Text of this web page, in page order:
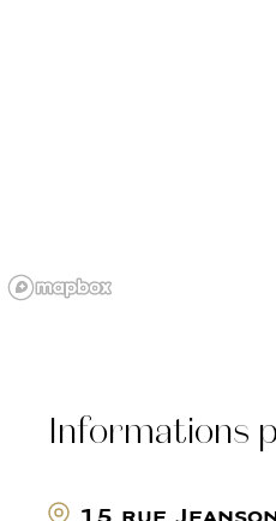
Informations
15 rue